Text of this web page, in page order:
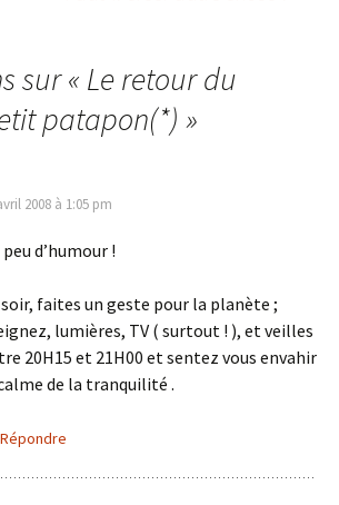
sur « Le retour du
patapon(*) »
2008 à 1:05 pm
peu d’humour !
soir, faites un geste pour la planète ;
lumières, TV ( surtout ! ), et veilles
20H15 et 21H00 et sentez vous envahir
de la tranquilité .
Répondre